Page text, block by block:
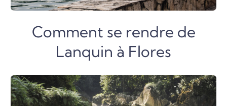
Comment se rendre de
Lanquin à Flores